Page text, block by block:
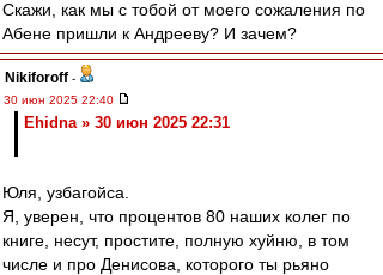
Скажи, как мы с тобой от моего сожаления по
Абене пришли к Андрееву? И зачем?
Nikiforoff -
30 июн 2025 22:40
Ehidna » 30 июн 2025 22:31
Юля, узбагойса.
Я, уверен, что процентов 80 наших колег по
книге, несут, простите, полную хуйню, в том
числе и про Денисова, которого ты рьяно